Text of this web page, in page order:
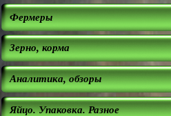
Фермеры
Зерно, корма
Аналитика, обзоры
Яйцо. Упаковка. Разное